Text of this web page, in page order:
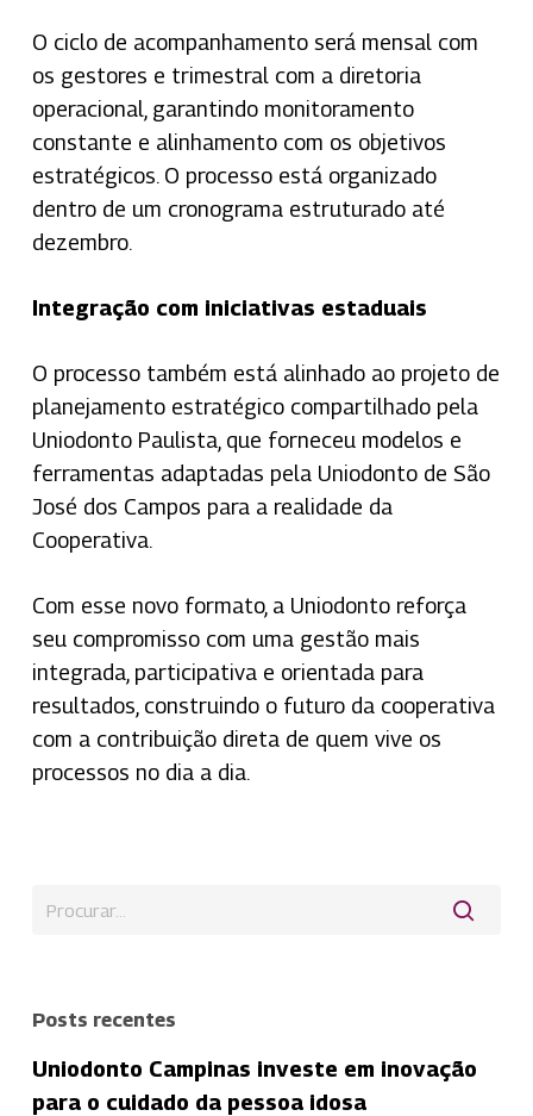
O ciclo de acompanhamento será mensal com
os gestores e trimestral com a diretoria
operacional, garantindo monitoramento
constante e alinhamento com os objetivos
estratégicos. O processo está organizado
dentro de um cronograma estruturado até
dezembro.
Integração com iniciativas estaduais
O processo também está alinhado ao projeto de
planejamento estratégico compartilhado pela
Uniodonto Paulista, que forneceu modelos e
ferramentas adaptadas pela Uniodonto de São
José dos Campos para a realidade da
Cooperativa.
Com esse novo formato, a Uniodonto reforça
seu compromisso com uma gestão mais
integrada, participativa e orientada para
resultados, construindo o futuro da cooperativa
com a contribuição direta de quem vive os
processos no dia a dia.
Posts recentes
Uniodonto Campinas investe em inovação
para o cuidado da pessoa idosa